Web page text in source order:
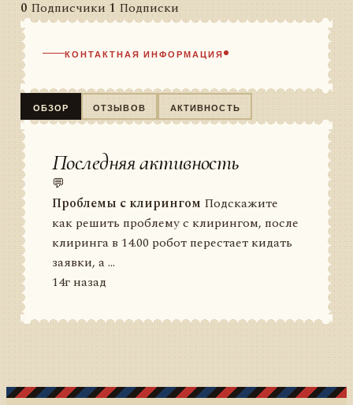
0 Подписчики 1 Подписки
КОНТАКТНАЯ ИНФОРМАЦИЯ
ОБЗОР ОТЗЫВОВ АКТИВНОСТЬ
Последняя активность
💬
Проблемы с клирингом Подскажите
как решить проблему с клирингом, после
клиринга в 14.00 робот перестает кидать
заявки, а ...
14г назад